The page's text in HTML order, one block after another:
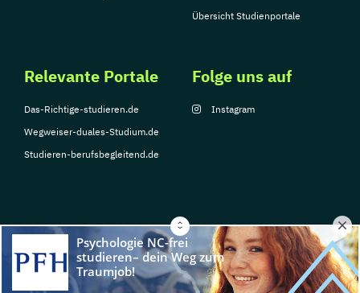
Übersicht Studienportale
Relevante Portale
Das-Richtige-studieren.de
Wegweiser-duales-Studium.de
Studieren-berufsbegleitend.de
Folge uns auf
Instagram
© Copyright 2026, TarGroup Media GmbH
Datenschutzerklärung Nutzungsbedingungen